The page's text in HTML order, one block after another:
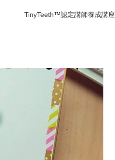
TinyTeeth™️認定講師養成講座